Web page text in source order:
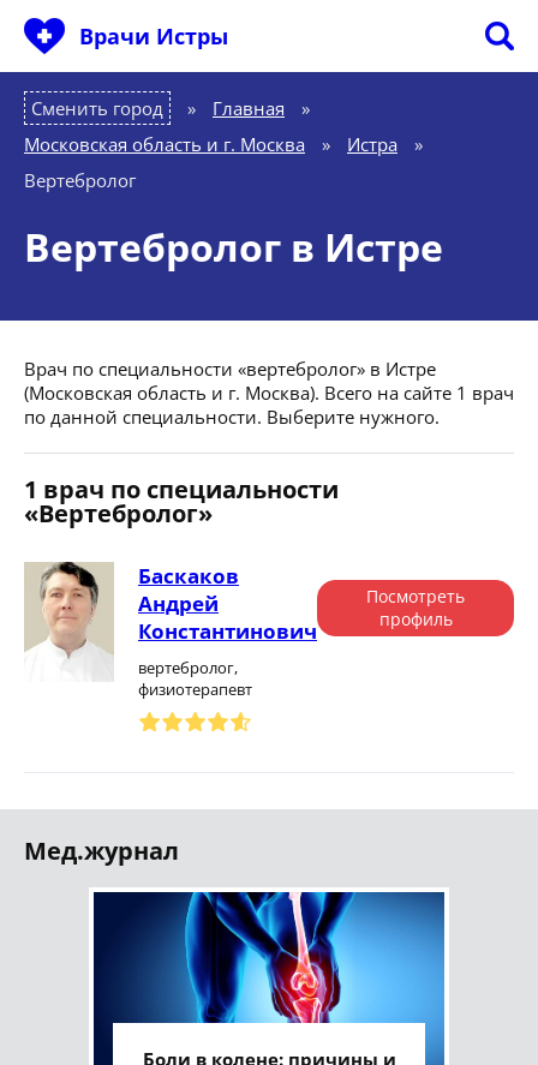
Врачи Истры
Сменить город Главная
»
Московская область и г. Москва
» Истра
»
Вертебролог
Вертебролог в Истре
Врач по специальности «вертебролог» в Истре
(Московская область и г. Москва). Всего на сайте 1 врач
по данной специальности. Выберите нужного.
1 врач по специальности
«Вертебролог»
Баскаков
Андрей
Константинович
вертебролог,
физиотерапевт
Посмотреть
профиль
Мед.журнал
Боли в колене: причины и